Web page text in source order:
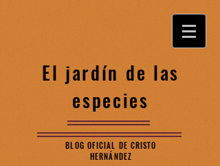
El jardín de las
especies
BLOG OFICIAL DE CRISTO
HERNÁNDEZ